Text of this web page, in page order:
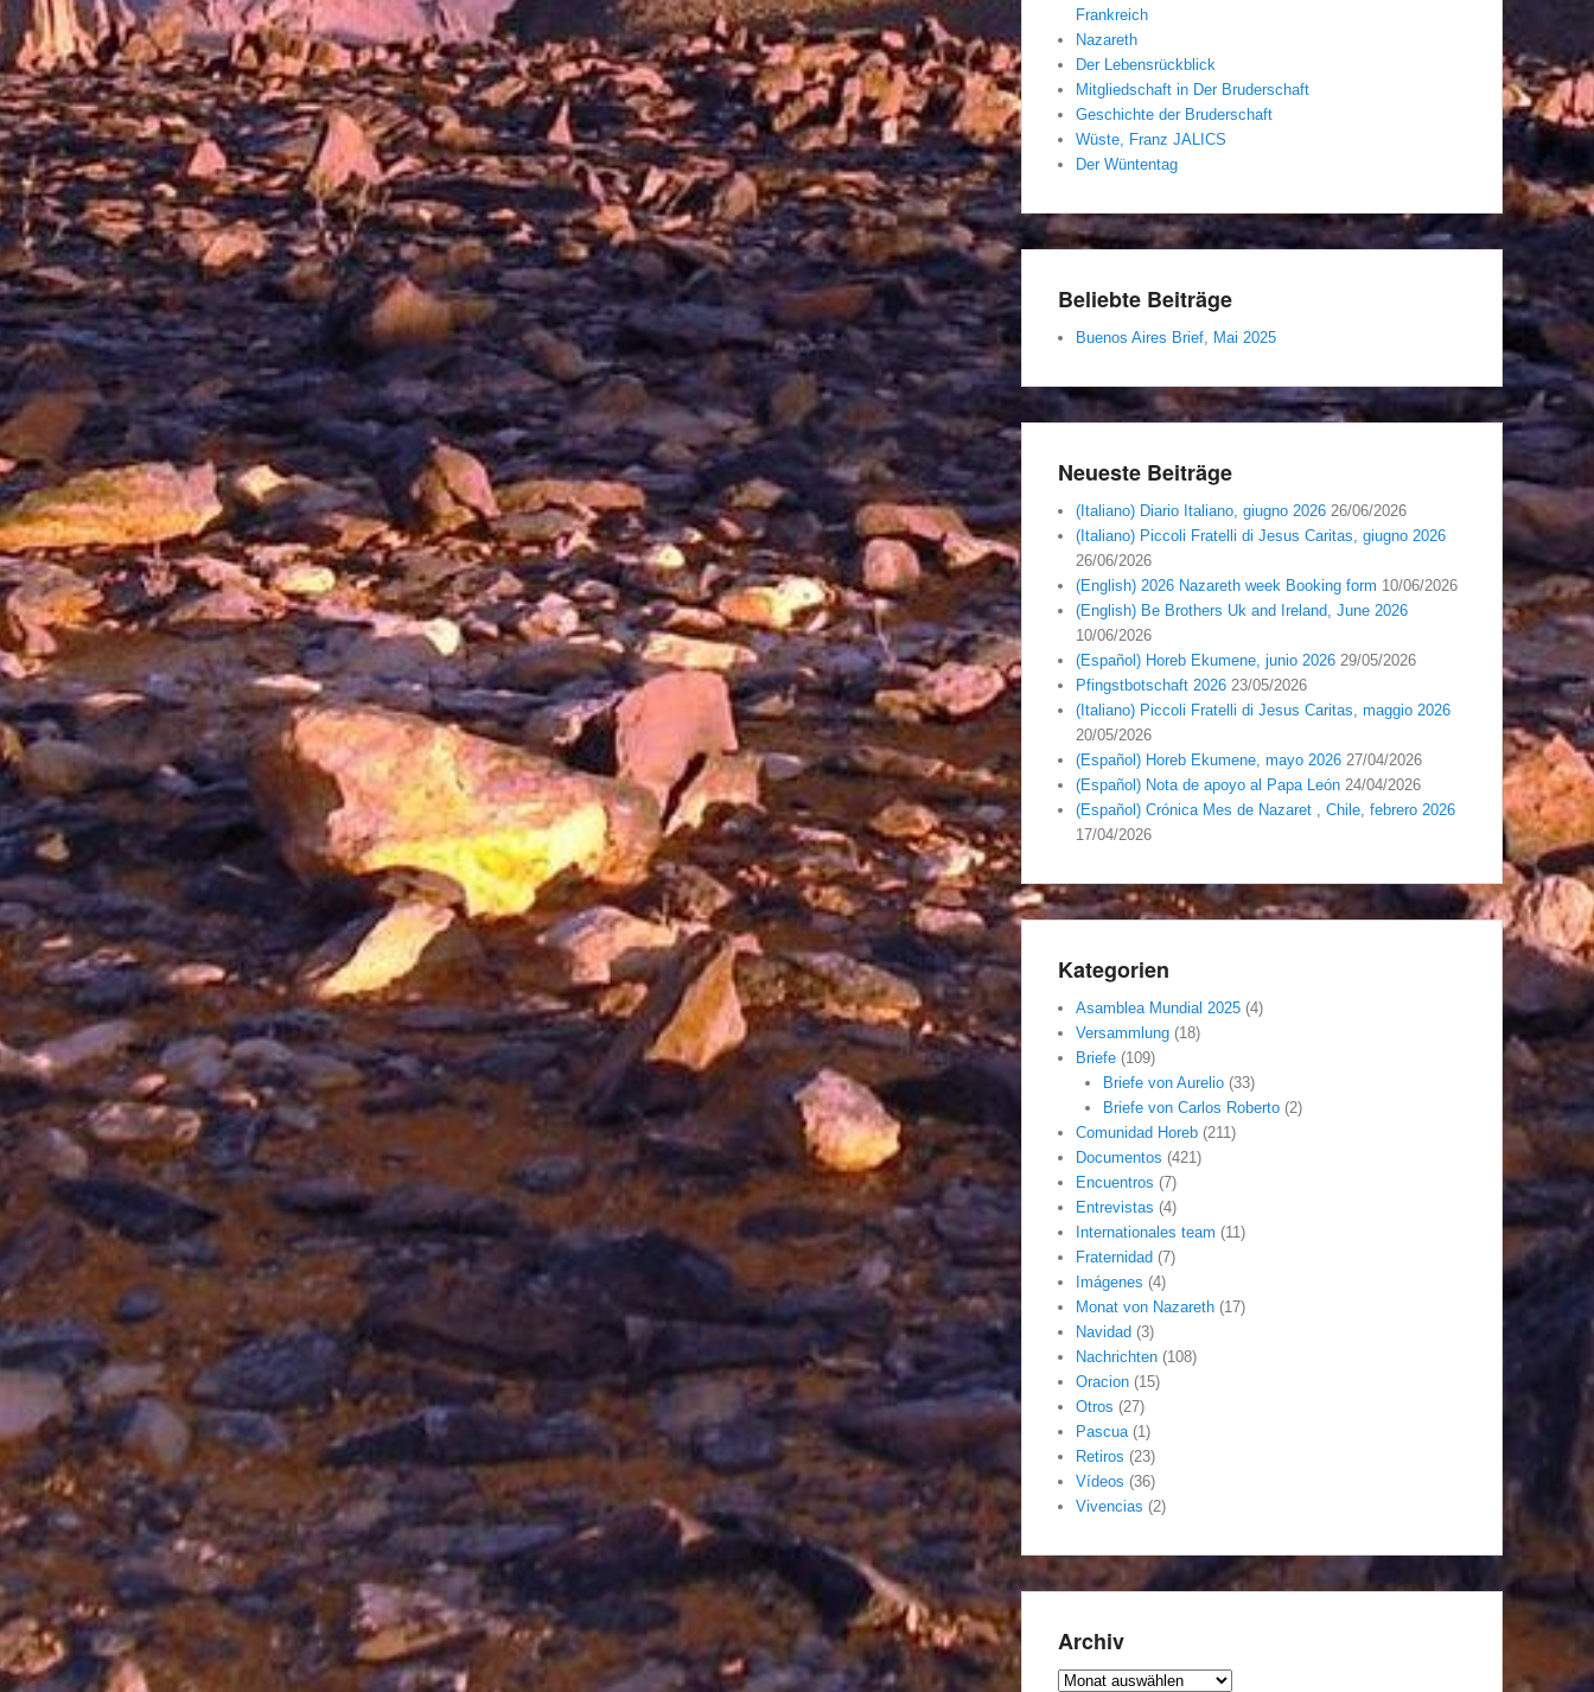
Frankreich
Nazareth
Der Lebensrückblick
Mitgliedschaft in Der Bruderschaft
Geschichte der Bruderschaft
Wüste, Franz JALICS
Der Wüntentag
Beliebte Beiträge
Buenos Aires Brief, Mai 2025
Neueste Beiträge
(Italiano) Diario Italiano, giugno 2026 26/06/2026
(Italiano) Piccoli Fratelli di Jesus Caritas, giugno 2026
26/06/2026
(English) 2026 Nazareth week Booking form 10/06/2026
(English) Be Brothers Uk and Ireland, June 2026
10/06/2026
(Español) Horeb Ekumene, junio 2026 29/05/2026
Pfingstbotschaft 2026 23/05/2026
(Italiano) Piccoli Fratelli di Jesus Caritas, maggio 2026
20/05/2026
(Español) Horeb Ekumene, mayo 2026 27/04/2026
(Español) Nota de apoyo al Papa León 24/04/2026
(Español) Crónica Mes de Nazaret , Chile, febrero 2026
17/04/2026
Kategorien
Asamblea Mundial 2025 (4)
Versammlung (18)
Briefe (109)
Briefe von Aurelio(33)
Briefe von Carlos Roberto(2)
Comunidad Horeb (211)
Documentos (421)
Encuentros (7)
Entrevistas (4)
Internationales team (11)
Fraternidad (7)
Imágenes (4)
Monat von Nazareth (17)
Navidad (3)
Nachrichten (108)
Oracion (15)
Otros (27)
Pascua(1)
Retiros (23)
Vídeos (36)
Vivencias (2)
Archiv
Archiv